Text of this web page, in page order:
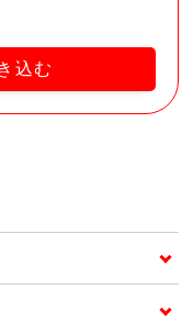
込む